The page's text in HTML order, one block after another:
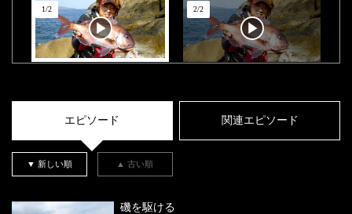
1/2 2/2
エピソード 関連エピソード
▼ 新しい順 ▲ 古い順
磯を駆ける